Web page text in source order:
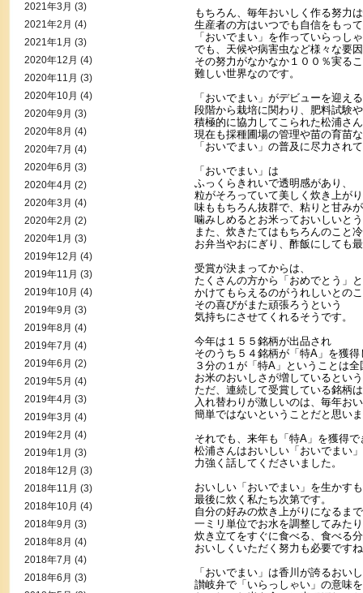
もちろん、毎年おいしく作る努力
生産者の方はいつでも自信をもって
「おいでまい」を作っていらっし
でも、天候や病害虫など様々な要
その努力がなかなか１００％実る
難しい世界なのです。
「おいでまい」がデビューを迎え
段階から栽培に関わり、 肥料試験
積極的に協力してこられた松浦さ
現在も採種圃場の管理や苗の育苗
「おいでまい」の普及に尽力され
「おいでまい」は
ふっくらきれいで透明感があり、
粒がそろっていて美しく炊き上が
味ももちろん抜群で、粘りと甘み
噛みしめるとお米っておいしいと
また、炊きたてはもちろんのこと
お弁当やおにぎり、酢飯にしても
受賞が決まってからは、
たくさんの方から「おめでとう」
かけてもらえるのがうれしいとの
その喜びがまた頑張ろうという
気持ちにさせてくれるそうです。
今年は１５５銘柄が出品され
そのうち５４銘柄が「特A」を獲
３分の１が「特A」ということは全
お米のおいしさが増しているとい
ただ、連続して受賞している銘柄
入れ替わりが激しいのは、毎年お
簡単ではないということだと思い
それでも、来年も「特A」を獲得で
松浦さんはおいしい「おいでまい
力強く話してくださいました。
おいしい「おいでまい」を生かす
最後に炊く私たち次第です。
自分の好みの炊き上がりになるま
一ミリ単位でお水を調整してみた
炊き立てをすぐに食べる、食べる
おいしくいただく努力も必要です
「おいでまい」は香川が誇るおい
讃岐弁で「いらっしゃい」の意味
2021年3月 (3)
2021年2月 (4)
2021年1月 (3)
2020年12月 (4)
2020年11月 (3)
2020年10月 (4)
2020年9月 (3)
2020年8月 (4)
2020年7月 (4)
2020年6月 (3)
2020年4月 (2)
2020年3月 (4)
2020年2月 (2)
2020年1月 (3)
2019年12月 (4)
2019年11月 (3)
2019年10月 (4)
2019年9月 (3)
2019年8月 (4)
2019年7月 (4)
2019年6月 (2)
2019年5月 (4)
2019年4月 (3)
2019年3月 (4)
2019年2月 (4)
2019年1月 (3)
2018年12月 (3)
2018年11月 (3)
2018年10月 (4)
2018年9月 (3)
2018年8月 (4)
2018年7月 (4)
2018年6月 (3)